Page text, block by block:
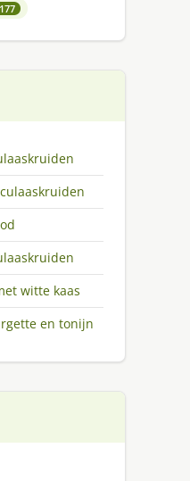
witte kaas
en tonijn